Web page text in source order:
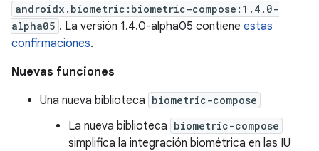
androidx.biometric:biometric-compose:1.4.0-
alpha05 . La versión 1.4.0-alpha05 contiene estas
confirmaciones.
Nuevas funciones
Una nueva biblioteca biometric-compose
La nueva biblioteca biometric-compose
simplifica la integración biométrica en las IU